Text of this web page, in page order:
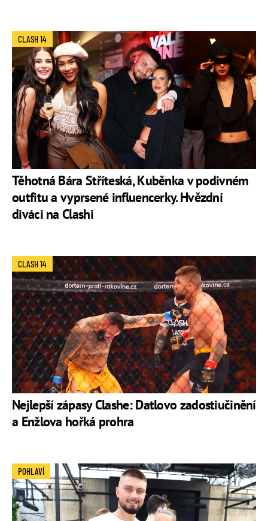
Těhotná Bára Stříteská, Kuběnka v podivném
outfitu a vyprsené influencerky. Hvězdní
diváci na Clashi
CLASH 14
Nejlepší zápasy Clashe: Datlovo zadostiučinění
a Enžlova hořká prohra
CLASH 14
POHLAVÍ